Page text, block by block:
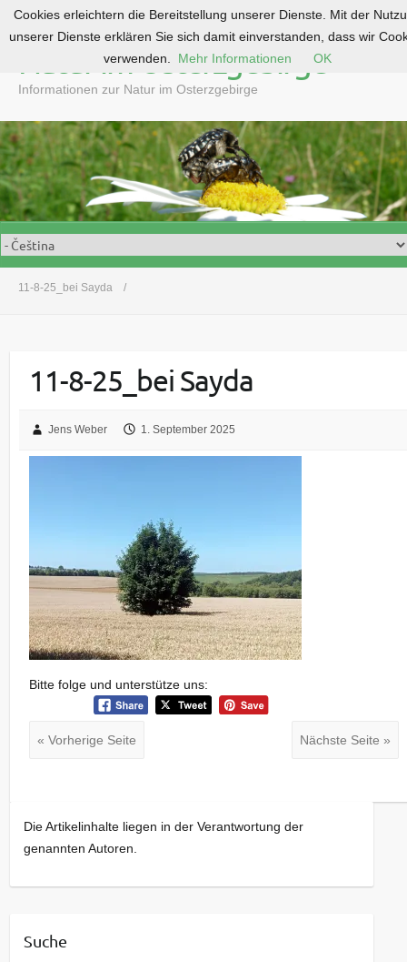
o
c
o
n
e
n
Natur im Osterzgebirge
Informationen zur Natur im Osterzgebirge
11-8-25_bei Sayda
11-8-25_bei Sayda
Jens Weber 1. September 2025
Bitte folge und unterstütze uns:
« Vorherige Seite Nächste Seite »
Die Artikelinhalte liegen in der Verantwortung der
genannten Autoren.
Suche
Cookies erleichtern die Bereitstellung unserer Dienste. Mit der
unserer Dienste erklären Sie sich damit einverstanden, dass wir
verwenden.
Mehr Informationen OK